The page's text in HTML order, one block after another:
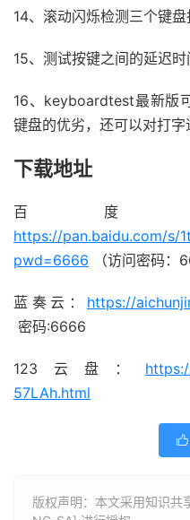
14、滚动闪烁检测三个键
15、测试按键之间的延迟时
16、keyboardtest最新版
键盘的优劣，还可以对打
下载地址
百度
https://pan.baidu.com/s/
pwd=6666 （访问密码：
蓝奏云： https://
密码:6666
123云盘：
57LAh.html

版权声明：本文采用知识